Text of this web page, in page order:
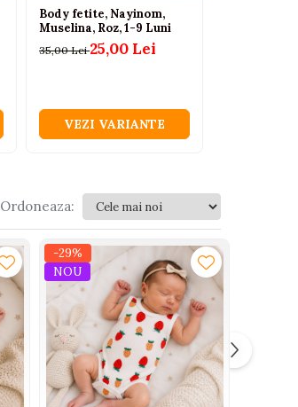
Body fetite, Nayinom,
Muselina, Roz, 1-9 Luni
35,00 Lei25,00 Lei
VEZI VARIANTE
Ordoneaza:
-29%
NOU